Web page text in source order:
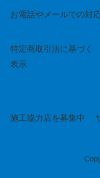
お電話やメールでの対
特定商取引法に基づく
表示
施工協力店を募集中